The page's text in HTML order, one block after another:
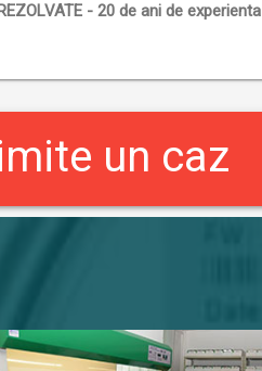
- 20 de ani de experienta
un caz